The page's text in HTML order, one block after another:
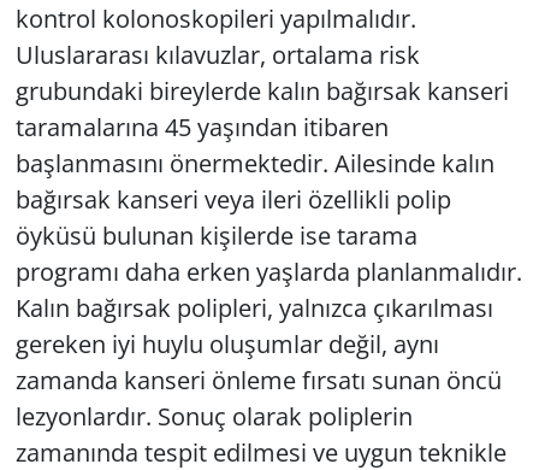
kontrol kolonoskopileri yapılmalıdır.
Uluslararası kılavuzlar, ortalama risk
grubundaki bireylerde kalın bağırsak kanseri
taramalarına 45 yaşından itibaren
başlanmasını önermektedir. Ailesinde kalın
bağırsak kanseri veya ileri özellikli polip
öyküsü bulunan kişilerde ise tarama
programı daha erken yaşlarda planlanmalıdır.
Kalın bağırsak polipleri, yalnızca çıkarılması
gereken iyi huylu oluşumlar değil, aynı
zamanda kanseri önleme fırsatı sunan öncü
lezyonlardır. Sonuç olarak poliplerin
zamanında tespit edilmesi ve uygun teknikle